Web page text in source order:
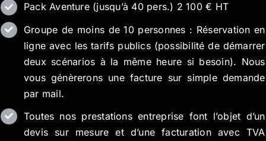
Pack Aventure (jusqu’à 40 pers.) 2 100 € HT
Groupe de moins de 10 personnes : Réservation en
ligne avec les tarifs publics (possibilité de démarrer
deux scénarios à la même heure si besoin). Nous
vous génèrerons une facture sur simple demande
par mail.
Toutes nos prestations entreprise font l’objet d’un
devis sur mesure et d’une facturation avec TVA